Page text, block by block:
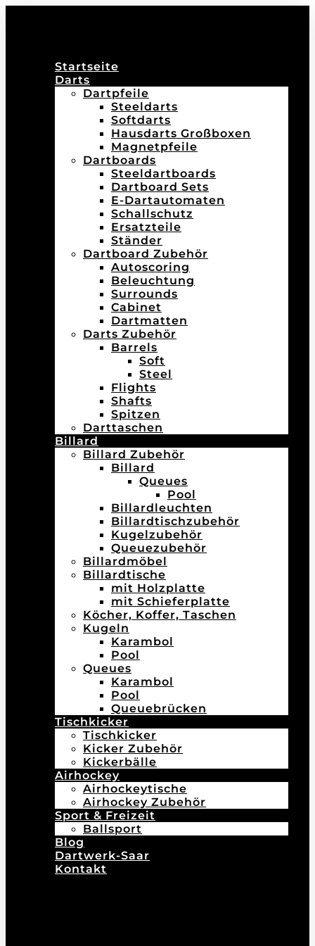
Startseite
Darts
Dartpfeile
Steeldarts
Softdarts
Hausdarts Großboxen
Magnetpfeile
Dartboards
Steeldartboards
Dartboard Sets
E-Dartautomaten
Schallschutz
Ersatzteile
Ständer
Dartboard Zubehör
Autoscoring
Beleuchtung
Surrounds
Cabinet
Dartmatten
Darts Zubehör
Barrels
Soft
Steel
Flights
Shafts
Spitzen
Darttaschen
Billard
Billard Zubehör
Billard
Queues
Pool
Billardleuchten
Billardtischzubehör
Kugelzubehör
Queuezubehör
Billardmöbel
Billardtische
mit Holzplatte
mit Schieferplatte
Köcher, Koffer, Taschen
Kugeln
Karambol
Pool
Queues
Karambol
Pool
Queuebrücken
Tischkicker
Tischkicker
Kicker Zubehör
Kickerbälle
Airhockey
Airhockeytische
Airhockey Zubehör
Sport & Freizeit
Ballsport
Blog
Dartwerk-Saar
Kontakt